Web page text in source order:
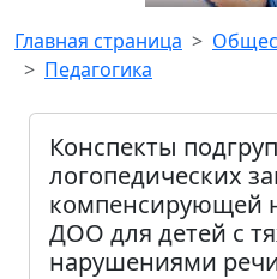
Главная страница
Педагогика
Конспекты
логопедических
компенсирующей
ДОО для детей с
нарушениями